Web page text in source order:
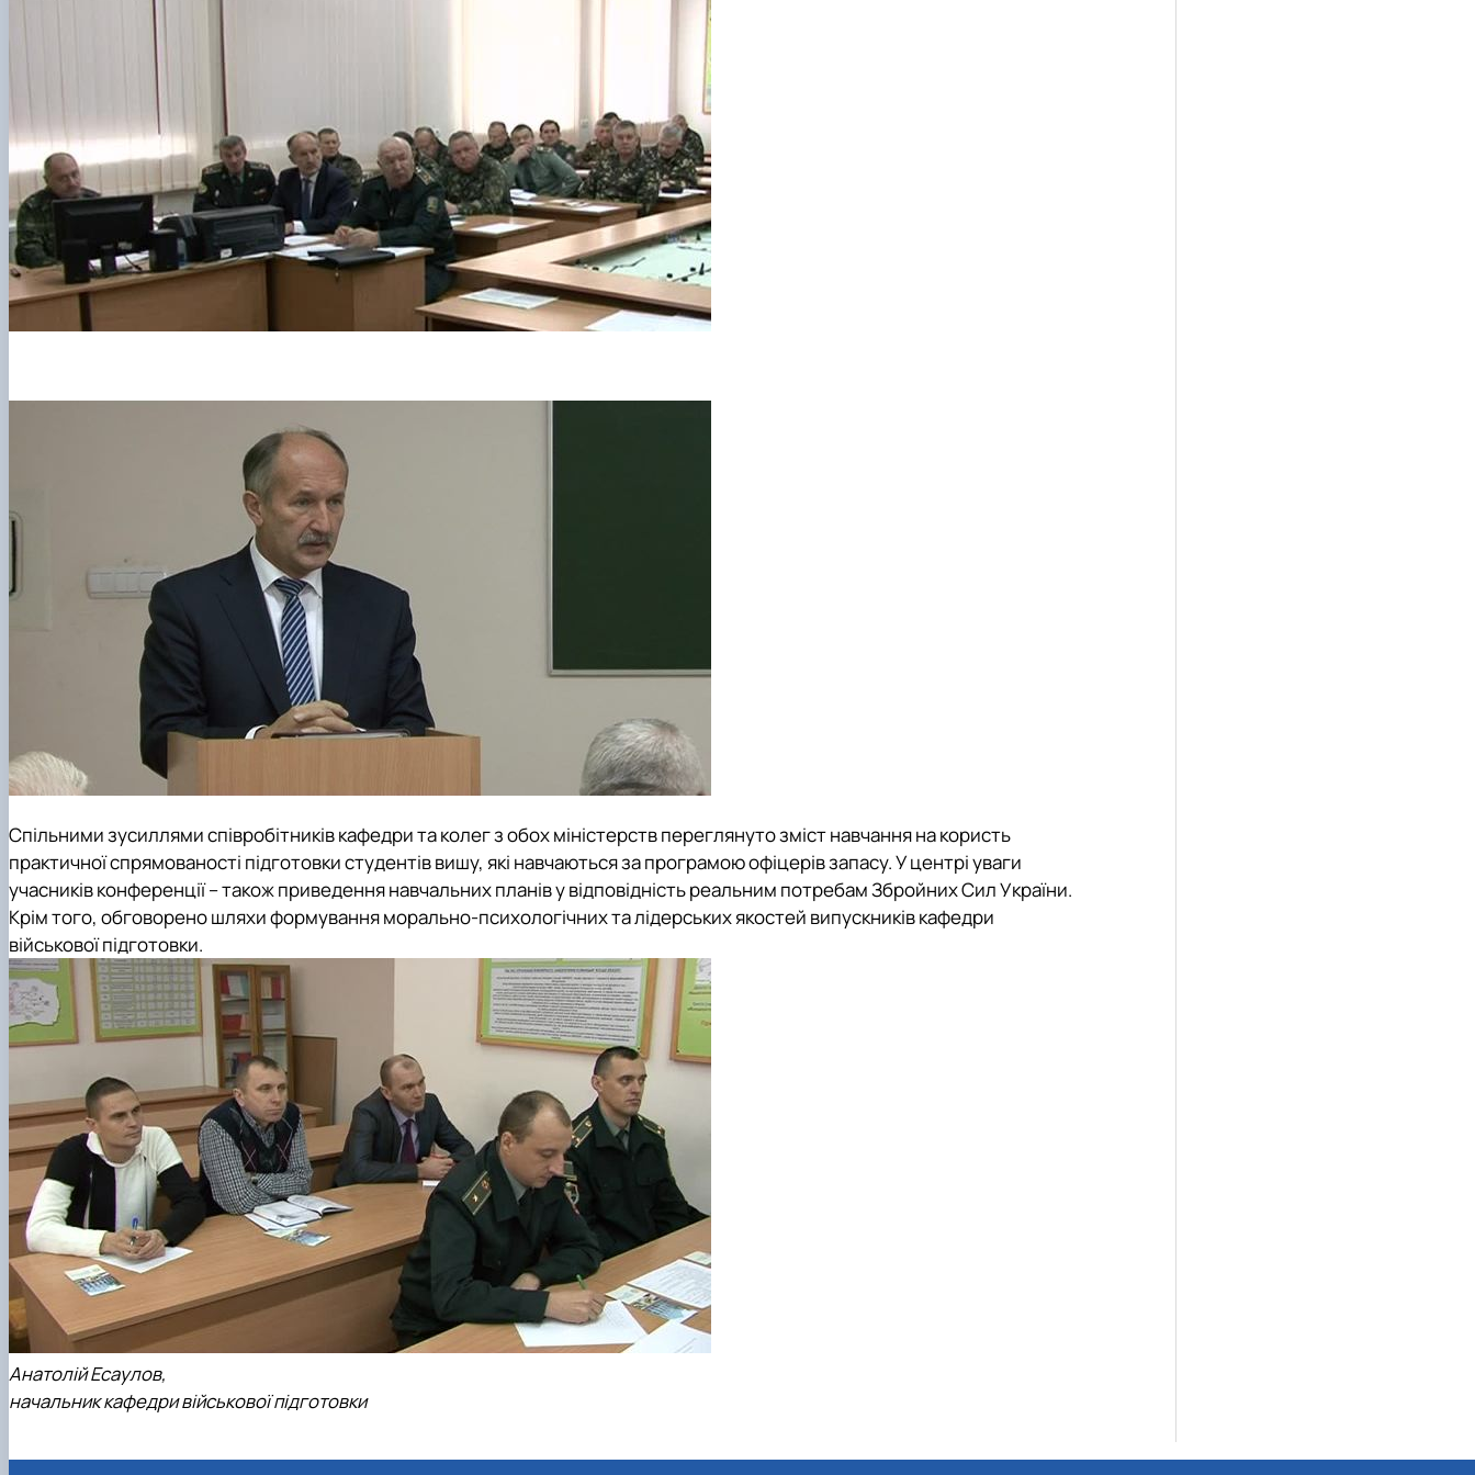
Спільними зусиллями співробітників кафедри та колег з обох міністерств переглянуто зміст навчання на користь
практичної спрямованості підготовки студентів вишу, які навчаються за програмою офіцерів запасу. У центрі уваги
учасників конференції – також приведення навчальних планів у відповідність реальним потребам Збройних Сил України.
Крім того, обговорено шляхи формування морально-психологічних та лідерських якостей випускників кафедри
військової підготовки.
Анатолій Есаулов,
начальник кафедри військової підготовки